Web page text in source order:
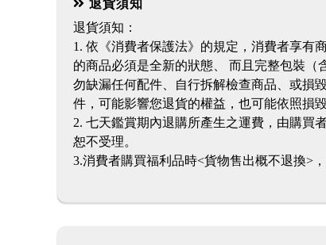
退貨須知
退貨須知：
1. 依《消費者保護法》的規定，消費者享有
的商品必須是全新的狀態、 而且完整包裝（
勿缺漏任何配件、自行拆解檢查商品、或損
件，可能影響您退貨的權益，也可能依照損
2. 七天鑑賞期內退購所產生之運費，由購買
恕不受理。
3.消費者購買福利品時<貨物售出概不退換>